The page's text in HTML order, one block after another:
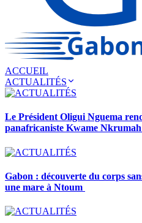
ACCUEIL
ACTUALITÉS
Le Président Oligui Nguema
panafricaniste Kwame
Gabon : découverte du corps
une mare à Ntoum